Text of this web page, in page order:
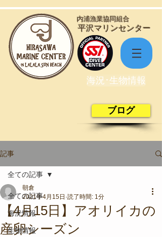
​平沢マリンセンター
​内浦漁業協同組合
海況･生物情報
ブログ
記事
全ての記事
海況情報
生物情報
全ての記事
【4月15日】アオリイカの
産卵シーズン
朝倉
2021年4月15日 読了時間: 1分